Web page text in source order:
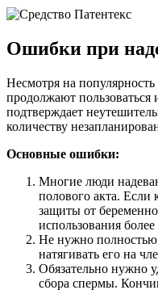
Ошибки при
Несмотря на
продолжают пользоваться
подтверждает
количеству
Основные ошибки:
Многие люди
полового акта. Если
защиты от
использования
Не нужно полностью
натягивать его на
Обязательно нужно
сбора спермы.